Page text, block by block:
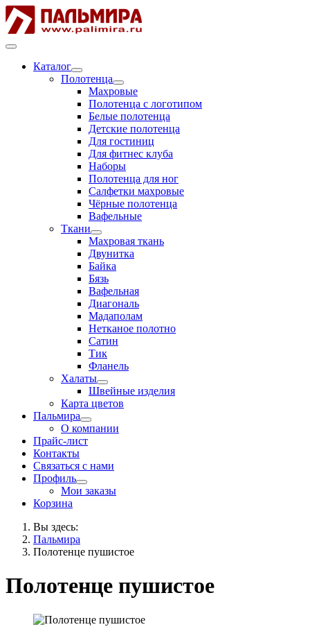
Каталог
Полотенца
Махровые
Полотенца с логотипом
Белые полотенца
Детские полотенца
Для гостиниц
Для фитнес клуба
Наборы
Полотенца для ног
Салфетки махровые
Чёрные полотенца
Вафельные
Ткани
Махровая ткань
Двунитка
Байка
Бязь
Вафельная
Диагональ
Мадаполам
Нетканое полотно
Сатин
Тик
Фланель
Халаты
Швейные изделия
Карта цветов
Пальмира
О компании
Прайс-лист
Контакты
Связаться с нами
Профиль
Мои заказы
Корзина
Вы здесь:
Пальмира
Полотенце пушистое
Полотенце пушистое